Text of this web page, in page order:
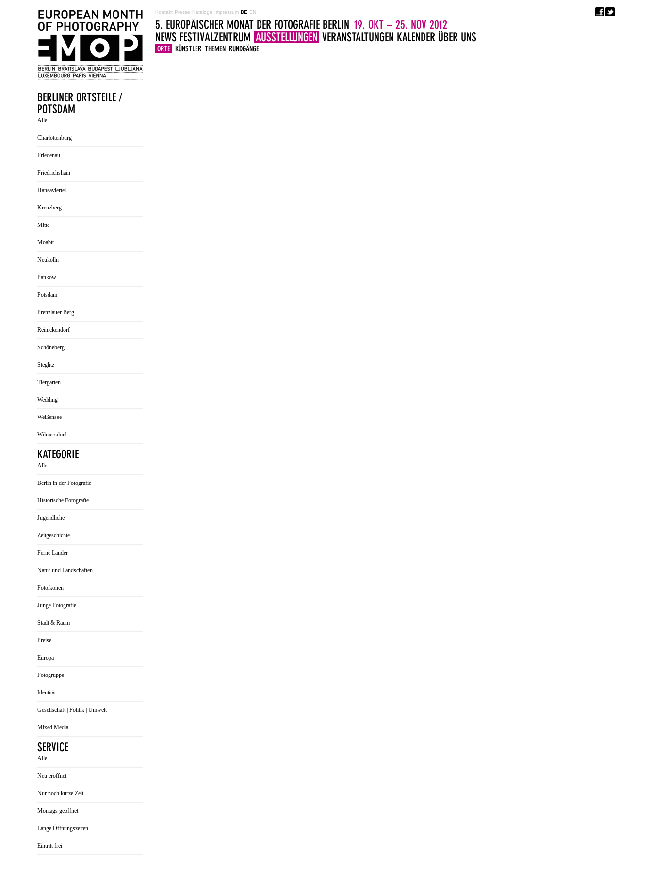
Kontakt Presse Kataloge Impressum DE EN 5. EUROPÄISCHER
5. EUROPÄISCHER MONAT DER FOTOGRAFIE BERLIN 19. OKT – 25. NOV 2012
NEWS FESTIVALZENTRUM AUSSTELLUNGEN
ORTE KÜNSTLER THEMEN RUNDGÄNGE
VERANSTALTUNGEN KALENDER ÜBER UNS
BERLINER ORTSTEILE /
POTSDAM
Alle
Charlottenburg
Friedenau
Friedrichshain
Hansaviertel
Kreuzberg
Mitte
Moabit
Neukölln
Pankow
Potsdam
Prenzlauer Berg
Reinickendorf
Schöneberg
Steglitz
Tiergarten
Wedding
Weißensee
Wilmersdorf
KATEGORIE
Alle
Berlin in der Fotografie
Historische Fotografie
Jugendliche
Zeitgeschichte
Ferne Länder
Natur und Landschaften
Fotoikonen
Junge Fotografie
Stadt & Raum
Preise
Europa
Fotogruppe
Identität
Gesellschaft | Politik | Umwelt
Mixed Media
SERVICE
Alle
Neu eröffnet
Nur noch kurze Zeit
Montags geöffnet
Lange Öffnungszeiten
Eintritt frei